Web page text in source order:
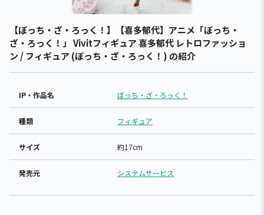
【ぼっち・ざ・ろっく！】【喜多郁代】アニメ「ぼっち・
ざ・ろっく！」 Vivitフィギュア 喜多郁代 レトロファッショ
ン / フィギュア (ぼっち・ざ・ろっく！) の紹介
IP・作品名 ぼっち・ざ・ろっく！
種類 フィギュア
サイズ 約17cm
発売元 システムサービス